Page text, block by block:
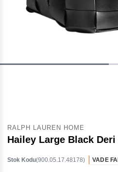
RALPH LAUREN HOME
Hailey Large Black Deri
(900.05.17.48178)
Stok Kodu VADE